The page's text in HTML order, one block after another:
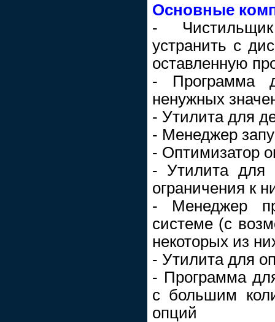
Основные
-
устранить с
оставленную
- Программа
ненужных
- Утилита для
- Менеджер
- Оптимизатор
- Утилита для
ограничения к
- Менеджер
системе (с
некоторых из
- Утилита для
- Программа
с большим
опций